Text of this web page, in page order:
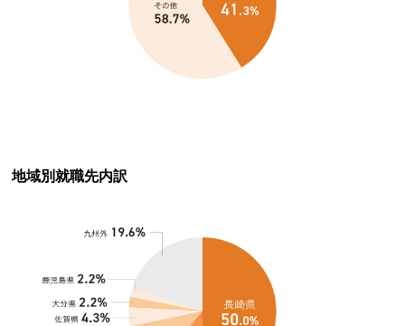
地域別就職先内訳